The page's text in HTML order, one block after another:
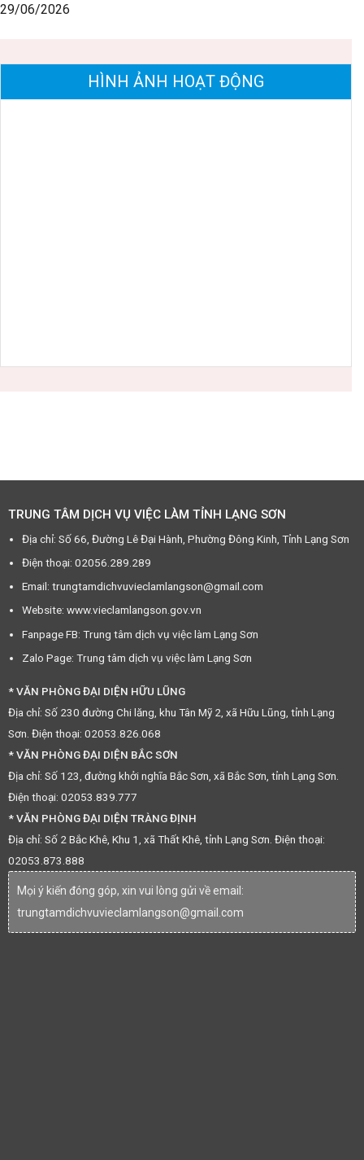
29/06/2026
HÌNH ẢNH HOẠT ĐỘNG
TRUNG TÂM DỊCH VỤ VIỆC LÀM TỈNH LẠNG SƠN
Địa chỉ: Số 66, Đường Lê Đại Hành, Phường Đông Kinh, Tỉnh Lạng Sơn
Điện thoại: 02056.289.289
Email: trungtamdichvuvieclamlangson@gmail.com
Website: www.vieclamlangson.gov.vn
Fanpage FB: Trung tâm dịch vụ việc làm Lạng Sơn
Zalo Page: Trung tâm dịch vụ việc làm Lạng Sơn
* VĂN PHÒNG ĐẠI DIỆN HỮU LŨNG
Địa chỉ: Số 230 đường Chi lăng, khu Tân Mỹ 2, xã Hữu Lũng, tỉnh Lạng
Sơn. Điện thoại: 02053.826.068
* VĂN PHÒNG ĐẠI DIỆN BẮC SƠN
Địa chỉ: Số 123, đường khởi nghĩa Bắc Sơn, xã Bắc Sơn, tỉnh Lạng Sơn.
Điện thoại: 02053.839.777
* VĂN PHÒNG ĐẠI DIỆN TRÀNG ĐỊNH
Địa chỉ: Số 2 Bắc Khê, Khu 1, xã Thất Khê, tỉnh Lạng Sơn. Điện thoại:
02053.873.888
Mọi ý kiến đóng góp, xin vui lòng gửi về email:
trungtamdichvuvieclamlangson@gmail.com